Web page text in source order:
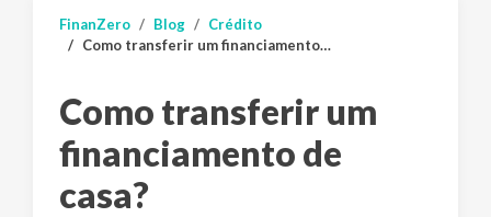
FinanZero Blog
Crédito
Como transferir um financiamento de casa?
Como transferir um
financiamento de
casa?